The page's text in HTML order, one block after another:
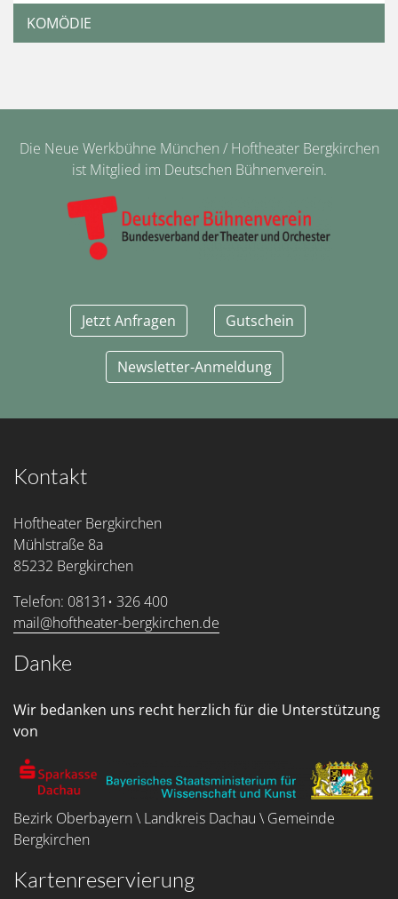
KOMÖDIE
Die Neue Werkbühne München / Hoftheater Bergkirchen
ist Mitglied im Deutschen Bühnenverein.
Jetzt Anfragen Gutschein
Newsletter-Anmeldung
Kontakt
Hoftheater Bergkirchen
Mühlstraße 8a
85232 Bergkirchen
Telefon: 08131• 326 400
mail@hoftheater-bergkirchen.de
Danke
Wir bedanken uns recht herzlich für die Unterstützung
von
Bezirk Oberbayern \ Landkreis Dachau \ Gemeinde
Bergkirchen
Kartenreservierung